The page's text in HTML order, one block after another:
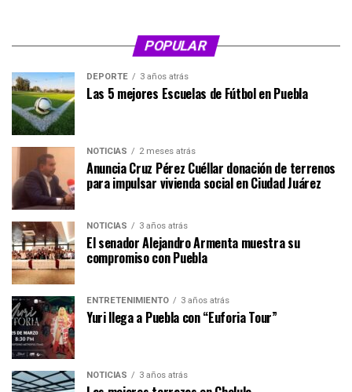
POPULAR
DEPORTE 3 años atrás
Las 5 mejores Escuelas de Fútbol en Puebla
NOTICIAS 2 meses atrás
Anuncia Cruz Pérez Cuéllar donación de terrenos
para impulsar vivienda social en Ciudad Juárez
NOTICIAS 3 años atrás
El senador Alejandro Armenta muestra su
compromiso con Puebla
ENTRETENIMIENTO 3 años atrás
Yuri llega a Puebla con “Euforia Tour”
NOTICIAS 3 años atrás